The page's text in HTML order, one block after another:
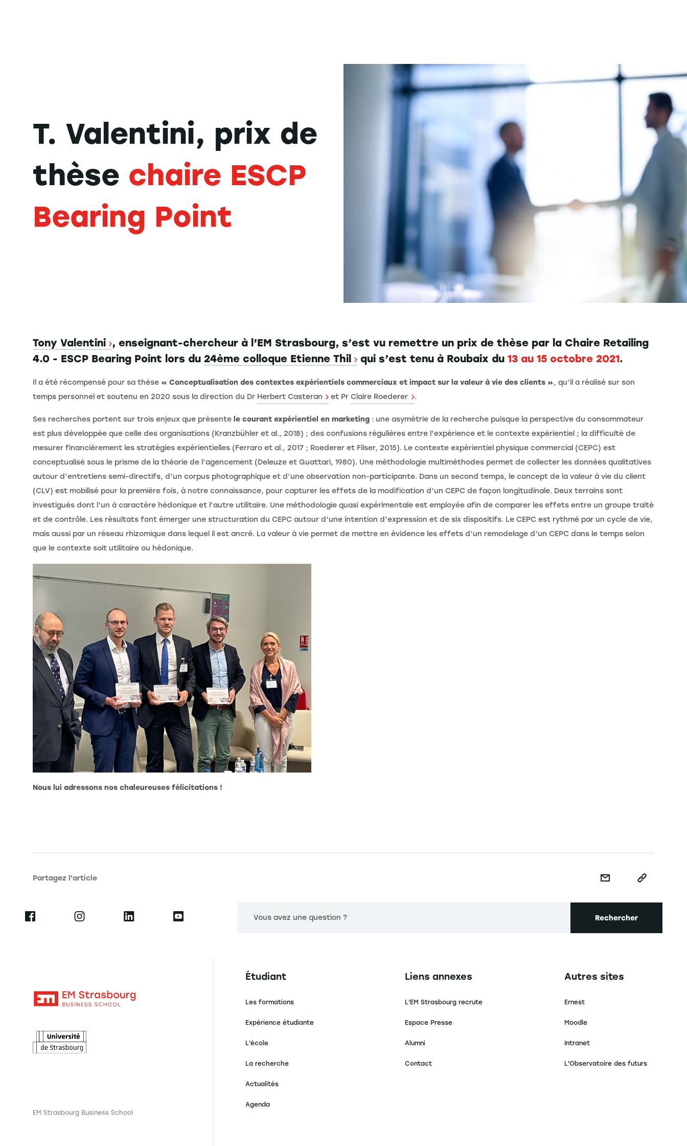
T. Valentini, prix de
thèse chaire ESCP
Bearing Point
Tony Valentini , enseignant-chercheur à l’EM Strasbourg, s’est vu remettre un prix de thèse par la Chaire Retailing
4.0 - ESCP Bearing Point lors du 24ème colloque Etienne Thil qui s’est tenu à Roubaix du 13 au 15 octobre 2021.
Il a été récompensé pour sa thèse « Conceptualisation des contextes expérientiels commerciaux et impact sur la valeur à vie des clients », qu’il a réalisé sur son
temps personnel et soutenu en 2020 sous la direction du Dr Herbert Casteran et PrClaire Roederer .
Ses recherches portent sur trois enjeux que présente le courant expérientiel en marketing : une asymétrie de la recherche puisque la perspective du consommateur
est plus développée que celle des organisations (Kranzbühler et al., 2018) ; des confusions régulières entre l’expérience et le contexte expérientiel ; la difficulté de
mesurer financièrement les stratégies expérientielles (Ferraro et al., 2017 ; Roederer et Filser, 2015). Le contexte expérientiel physique commercial (CEPC) est
conceptualisé sous le prisme de la théorie de l’agencement (Deleuze et Guattari, 1980). Une méthodologie multiméthodes permet de collecter les données qualitatives
autour d’entretiens semi-directifs, d’un corpus photographique et d’une observation non-participante. Dans un second temps, le concept de la valeur à vie du client
(CLV) est mobilisé pour la première fois, à notre connaissance, pour capturer les effets de la modification d’un CEPC de façon longitudinale. Deux terrains sont
investigués dont l’un à caractère hédonique et l’autre utilitaire. Une méthodologie quasi expérimentale est employée afin de comparer les effets entre un groupe traité
et de contrôle. Les résultats font émerger une structuration du CEPC autour d’une intention d’expression et de six dispositifs. Le CEPC est rythmé par un cycle de vie,
mais aussi par un réseau rhizomique dans lequel il est ancré. La valeur à vie permet de mettre en évidence les effets d’un remodelage d’un CEPC dans le temps selon
que le contexte soit utilitaire ou hédonique.
Nous lui adressons nos chaleureuses félicitations !
Partagez l'article
Vous avez une question ? Rechercher
EM Strasbourg Business School
Navigation principale footer
Étudiant
Les formations
Expérience étudiante
L'école
La recherche
Actualités
Agenda
Navigation secondaire footer
Liens annexes
L'EM Strasbourg recrute
Espace Presse
Alumni
Contact
Navigation tertiaire footer
Autres sites
Ernest
Moodle
Intranet
L'Observatoire des futurs